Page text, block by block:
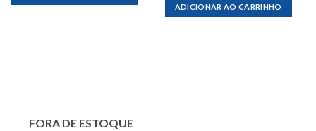
ADICIONAR AO CARRINHO
FORA DE ESTOQUE